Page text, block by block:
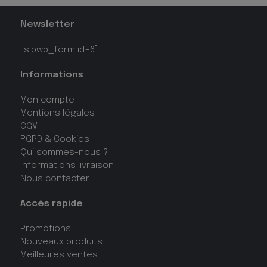
Newsletter
[sibwp_form id=6]
Informations
Mon compte
Mentions légales
CGV
RGPD & Cookies
Qui sommes-nous ?
Informations livraison
Nous contacter
Accès rapide
Promotions
Nouveaux produits
Meilleures ventes